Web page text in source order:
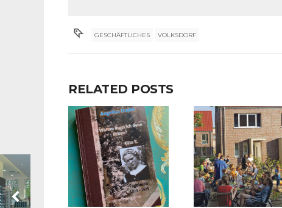
GESCHÄFTLICHES VOLKSDORF
RELATED POSTS